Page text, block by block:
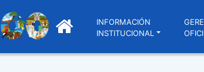
INFORMACIÓN
INSTITUCIONAL